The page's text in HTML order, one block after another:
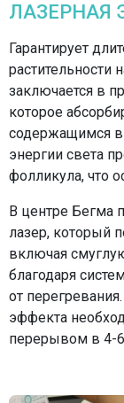
8 000 ₽
Удаление
15 000 ₽
ЛАЗЕРНАЯ
Гарантирует
растительности
заключается в
которое
содержащимся
энергии света
фолликула, что
В центре Бегма
лазер, который
включая
благодаря
от
эффекта
перерывом в 4-